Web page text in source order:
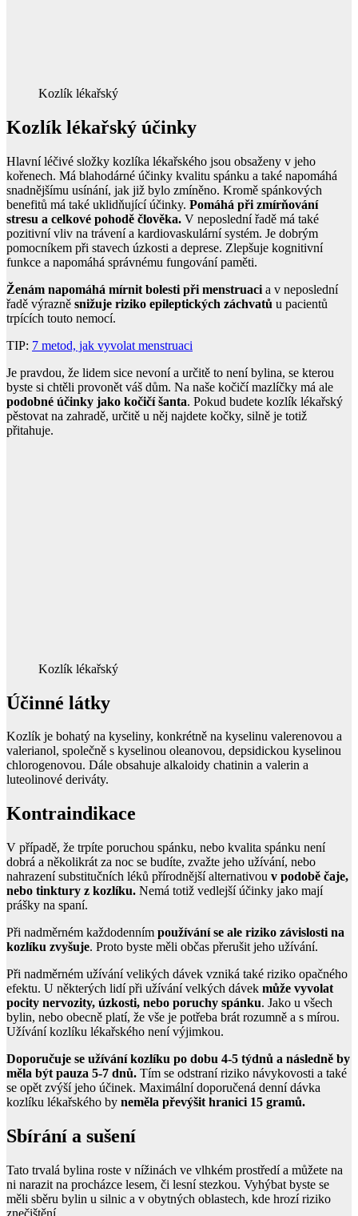
Kozlík lékařský
Kozlík lékařský účinky
Hlavní léčivé složky kozlíka lékařského jsou obsaženy v jeho
kořenech. Má blahodárné účinky kvalitu spánku a také napomáhá
snadnějšímu usínání, jak již bylo zmíněno. Kromě spánkových
benefitů má také uklidňující účinky. Pomáhá při zmírňování
stresu a celkové pohodě člověka. V neposlední řadě má také
pozitivní vliv na trávení a kardiovaskulární systém. Je dobrým
pomocníkem při stavech úzkosti a deprese. Zlepšuje kognitivní
funkce a napomáhá správnému fungování paměti.
Ženám napomáhá mírnit bolesti při menstruaci a v neposlední
řadě výrazně snižuje riziko epileptických záchvatů u pacientů
trpících touto nemocí.
TIP: 7 metod, jak vyvolat menstruaci
Je pravdou, že lidem sice nevoní a určitě to není bylina, se kterou
byste si chtěli provonět váš dům. Na naše kočičí mazlíčky má ale
podobné účinky jako kočičí šanta. Pokud budete kozlík lékařský
pěstovat na zahradě, určitě u něj najdete kočky, silně je totiž
přitahuje.
Kozlík lékařský
Účinné látky
Kozlík je bohatý na kyseliny, konkrétně na kyselinu valerenovou a
valerianol, společně s kyselinou oleanovou, depsidickou kyselinou
chlorogenovou. Dále obsahuje alkaloidy chatinin a valerin a
luteolinové deriváty.
Kontraindikace
V případě, že trpíte poruchou spánku, nebo kvalita spánku není
dobrá a několikrát za noc se budíte, zvažte jeho užívání, nebo
nahrazení substitučních léků přírodnější alternativou v podobě čaje,
nebo tinktury z kozlíku. Nemá totiž vedlejší účinky jako mají
prášky na spaní.
Při nadměrném každodenním používání se ale riziko závislosti na
kozlíku zvyšuje. Proto byste měli občas přerušit jeho užívání.
Při nadměrném užívání velikých dávek vzniká také riziko opačného
efektu. U některých lidí při užívání velkých dávek může vyvolat
pocity nervozity, úzkosti, nebo poruchy spánku. Jako u všech
bylin, nebo obecně platí, že vše je potřeba brát rozumně a s mírou.
Užívání kozlíku lékařského není výjimkou.
Doporučuje se užívání kozlíku po dobu 4-5 týdnů a následně by
měla být pauza 5-7 dnů. Tím se odstraní riziko návykovosti a také
se opět zvýší jeho účinek. Maximální doporučená denní dávka
kozlíku lékařského by neměla převýšit hranici 15 gramů.
Sbírání a sušení
Tato trvalá bylina roste v nížinách ve vlhkém prostředí a můžete na
ni narazit na procházce lesem, či lesní stezkou. Vyhýbat byste se
měli sběru bylin u silnic a v obytných oblastech, kde hrozí riziko
znečištění.